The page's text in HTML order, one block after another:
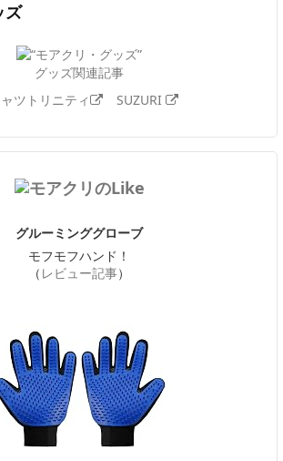
ズ
グッズ関連記事
ツトリニティ
SUZURI
グルーミンググローブ
モフモフハンド！
（ レビュー記事）